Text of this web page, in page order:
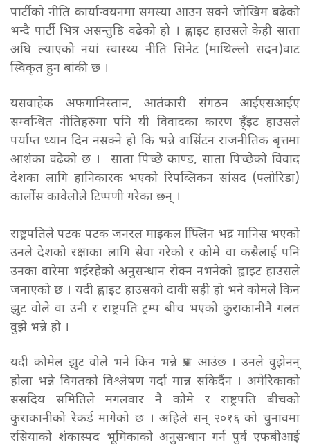
पार्टीको नीति कार्यान्वयनमा समस्या आउन सक्ने जोखिम बढेको
भन्दै पार्टी भित्र असन्तुष्ठि वढेको हो । ह्वाइट हाउसले केही साता
अघि ल्याएको नयां स्वास्थ्य नीति सिनेट (माथिल्लो सदन)वाट
स्विकृत हुन बांकी छ ।
यसवाहेक अफगानिस्तान, आतंकारी संगठन आईएसआईए
सम्वन्धित नीतिहरुमा पनि यी विवादका कारण ह्ँइट हाउसले
पर्याप्त ध्यान दिन नसक्ने हो कि भन्ने वासिंटन राजनीतिक बृत्तमा
आशंका वढेको छ । साता पिच्छे काण्ड, साता पिच्छेको विवाद
देशका लागि हानिकारक भएको रिपव्लिकन सांसद (फ्लोरिडा)
कार्लोस कावेलोले टिप्पणी गरेका छन् ।
राष्ट्रपतिले पटक पटक जनरल माइकल फ्लििन भद्र मानिस भएको
उनले देशको रक्षाका लागि सेवा गरेको र कोमे वा कसैलाई पनि
उनका वारेमा भईरहेको अनुसन्धान रोक्न नभनेको ह्वाइट हाउसले
जनाएको छ । यदी ह्वाइट हाउसको दावी सही हो भने कोमले किन
झुट वोले वा उनी र राष्ट्रपति ट्रम्प बीच भएको कुराकानीनै गलत
वुझे भन्ने हो ।
यदी कोमेल झुट वोले भने किन भन्ने प्रश्न आउंछ । उनले वुझेनन्
होला भन्ने विगतको विश्लेषण गर्दा मान्न सकिदैंन । अमेरिकाको
संसदिय समितिले मंगलवार नै कोमे र राष्ट्रपति बीचको
कुराकानीको रेकर्ड मागेको छ । अहिले सन् २०१६ को चुनावमा
रसियाको शंकास्पद भूमिकाको अनुसन्धान गर्न पुर्व एफबीआई